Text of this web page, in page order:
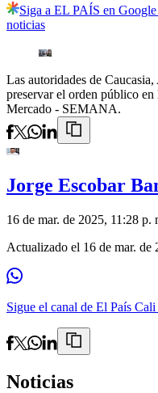
Siga a EL PAÍS en
noticias
Las autoridades de
preservar el orden público en
Mercado - SEMANA.
Jorge Escobar
16 de mar. de 2025, 11:28 p.
Actualizado el 16 de mar. de
Sigue el canal de El País
Noticias